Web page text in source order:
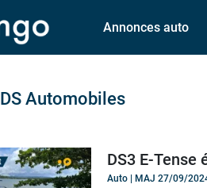
Annonces auto
DS Automobiles
DS3 E-Tense
Auto | MAJ 27/09/